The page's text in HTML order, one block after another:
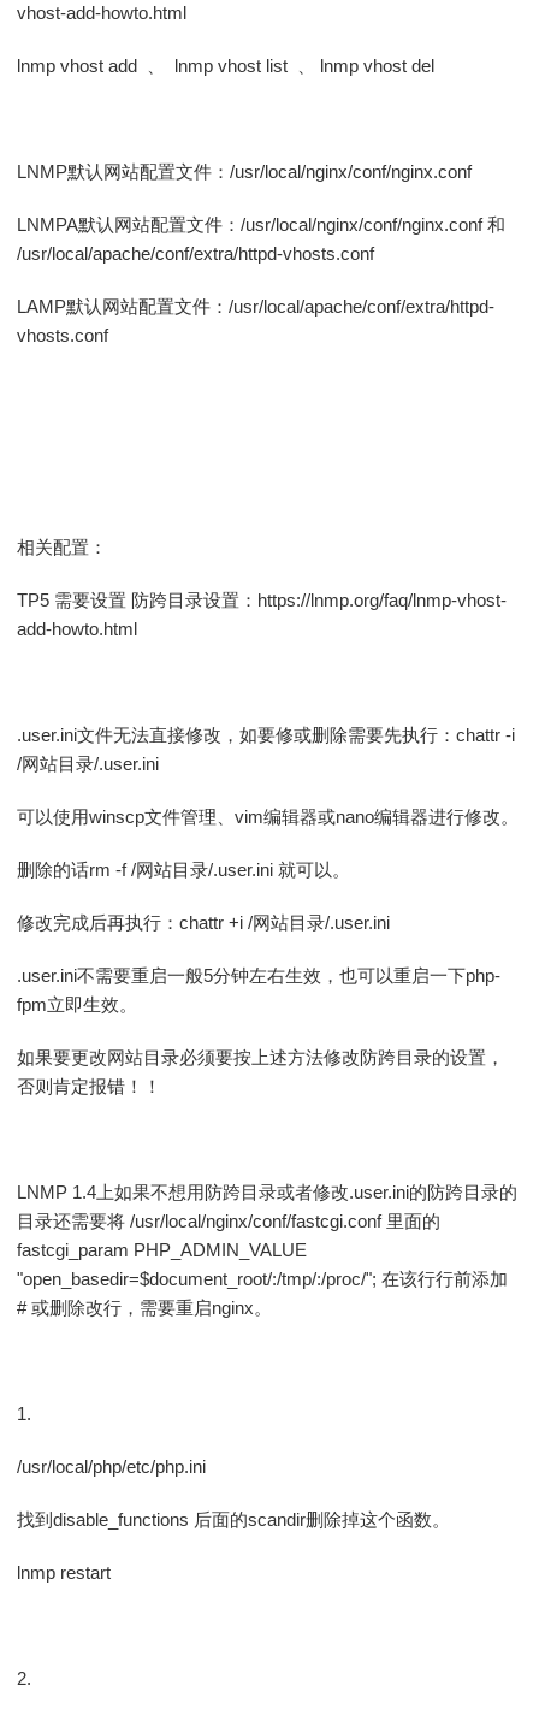
vhost-add-howto.html
lnmp vhost add 、 lnmp vhost list 、 lnmp vhost del
LNMP默认网站配置文件：/usr/local/nginx/conf/nginx.conf
LNMPA默认网站配置文件：/usr/local/nginx/conf/nginx.conf 和
/usr/local/apache/conf/extra/httpd-vhosts.conf
LAMP默认网站配置文件：/usr/local/apache/conf/extra/httpd-
vhosts.conf
相关配置：
TP5 需要设置 防跨目录设置：https://lnmp.org/faq/lnmp-vhost-
add-howto.html
.user.ini文件无法直接修改，如要修或删除需要先执行：chattr -i
/网站目录/.user.ini
可以使用winscp文件管理、vim编辑器或nano编辑器进行修改。
删除的话rm -f /网站目录/.user.ini 就可以。
修改完成后再执行：chattr +i /网站目录/.user.ini
.user.ini不需要重启一般5分钟左右生效，也可以重启一下php-
fpm立即生效。
如果要更改网站目录必须要按上述方法修改防跨目录的设置，
否则肯定报错！！
LNMP 1.4上如果不想用防跨目录或者修改.user.ini的防跨目录的
目录还需要将 /usr/local/nginx/conf/fastcgi.conf 里面的
fastcgi_param PHP_ADMIN_VALUE
"open_basedir=$document_root/:/tmp/:/proc/"; 在该行行前添加
# 或删除改行，需要重启nginx。
1.
/usr/local/php/etc/php.ini
找到disable_functions 后面的scandir删除掉这个函数。
lnmp restart
2.